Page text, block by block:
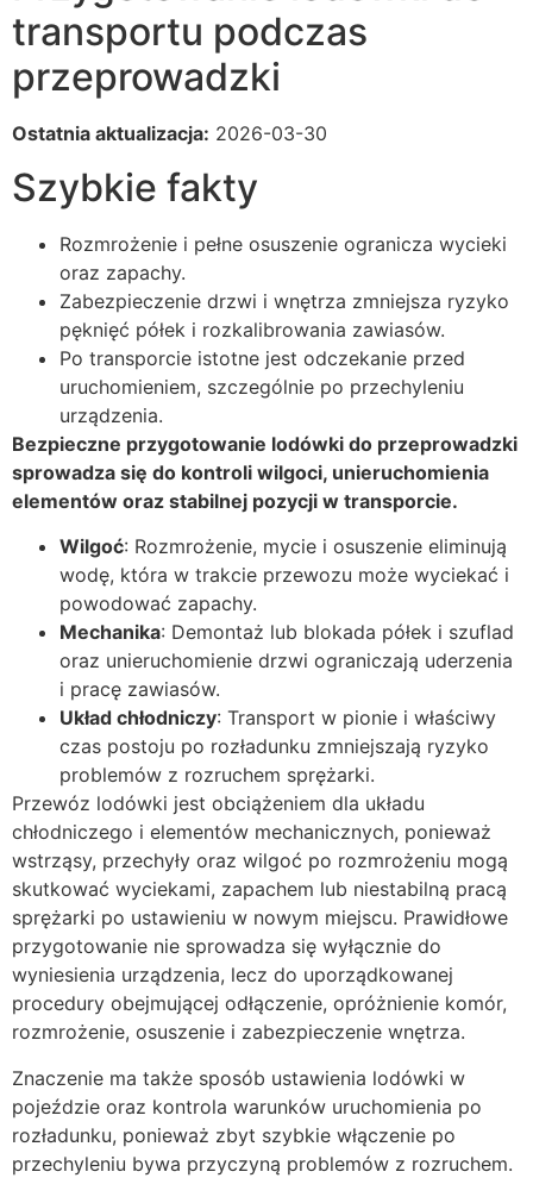
transportu podczas
przeprowadzki
Ostatnia aktualizacja: 2026-03-30
Szybkie fakty
Rozmrożenie i pełne osuszenie ogranicza wycieki
oraz zapachy.
Zabezpieczenie drzwi i wnętrza zmniejsza ryzyko
pęknięć półek i rozkalibrowania zawiasów.
Po transporcie istotne jest odczekanie przed
uruchomieniem, szczególnie po przechyleniu
urządzenia.
Bezpieczne przygotowanie lodówki do przeprowadzki
sprowadza się do kontroli wilgoci, unieruchomienia
elementów oraz stabilnej pozycji w transporcie.
Wilgoć: Rozmrożenie, mycie i osuszenie eliminują
wodę, która w trakcie przewozu może wyciekać i
powodować zapachy.
Mechanika: Demontaż lub blokada półek i szuflad
oraz unieruchomienie drzwi ograniczają uderzenia
i pracę zawiasów.
Układ chłodniczy: Transport w pionie i właściwy
czas postoju po rozładunku zmniejszają ryzyko
problemów z rozruchem sprężarki.
Przewóz lodówki jest obciążeniem dla układu
chłodniczego i elementów mechanicznych, ponieważ
wstrząsy, przechyły oraz wilgoć po rozmrożeniu mogą
skutkować wyciekami, zapachem lub niestabilną pracą
sprężarki po ustawieniu w nowym miejscu. Prawidłowe
przygotowanie nie sprowadza się wyłącznie do
wyniesienia urządzenia, lecz do uporządkowanej
procedury obejmującej odłączenie, opróżnienie komór,
rozmrożenie, osuszenie i zabezpieczenie wnętrza.
Znaczenie ma także sposób ustawienia lodówki w
pojeździe oraz kontrola warunków uruchomienia po
rozładunku, ponieważ zbyt szybkie włączenie po
przechyleniu bywa przyczyną problemów z rozruchem.